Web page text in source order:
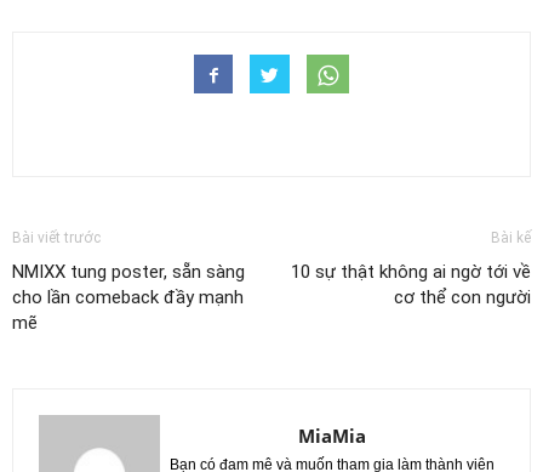
Bài viết trước
NMIXX tung poster, sẵn sàng
cho lần comeback đầy mạnh
mẽ
Bài kế
10 sự thật không ai ngờ tới về
cơ thể con người
MiaMia
Bạn có đam mê và muốn tham gia làm thành viên